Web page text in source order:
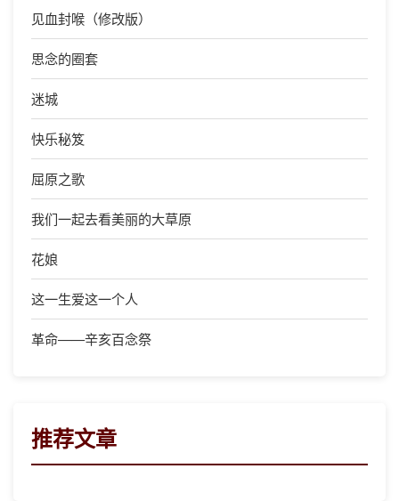
见血封喉（修改版）
思念的圈套
迷城
快乐秘笈
屈原之歌
我们一起去看美丽的大草原
花娘
这一生爱这一个人
革命——辛亥百念祭
推荐文章